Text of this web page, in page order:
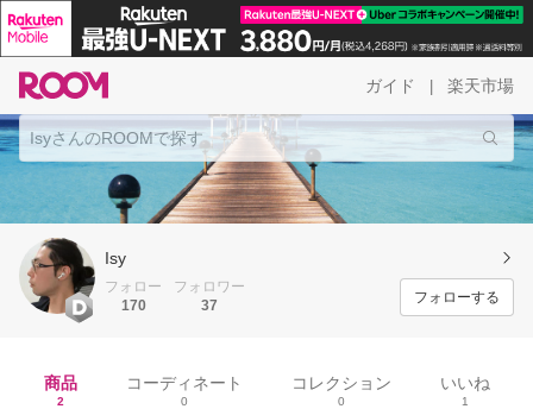
ガイド 楽天市場
Isy
フォロー
170
フォロワー
37
フォローする
商品
2
コーディネート
0
コレクション
0
いいね
1